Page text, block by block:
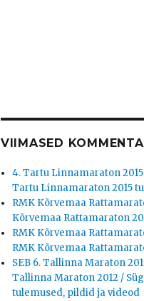
VIIMASED
4. Tartu Linnamaraton
Tartu Linnamaraton 2015
RMK Kõrvemaa
Kõrvemaa Rattamaraton
RMK Kõrvemaa
RMK Kõrvemaa
SEB 6. Tallinna Maraton
Tallinna Maraton 2012 /
tulemused, pildid ja videod